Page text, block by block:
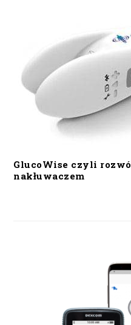
GlucoWise czyli
nakłuwaczem